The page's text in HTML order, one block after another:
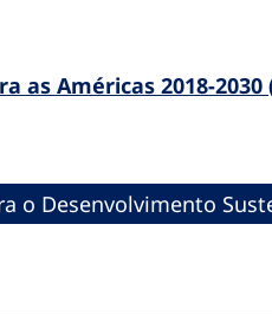
as Américas 2018-2030
o Desenvolvimento